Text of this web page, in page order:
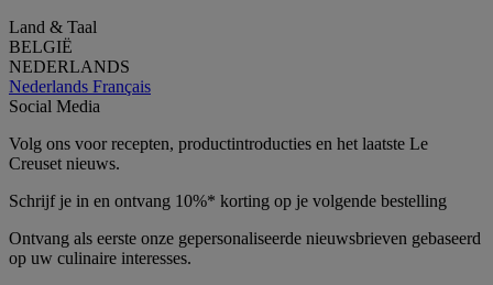
Land & Taal
BELGIË
NEDERLANDS
Nederlands Français
Social Media
Volg ons voor recepten, productintroducties en het laatste Le
Creuset nieuws.
Schrijf je in en ontvang 10%* korting op je volgende bestelling
Ontvang als eerste onze gepersonaliseerde nieuwsbrieven gebaseerd
op uw culinaire interesses.